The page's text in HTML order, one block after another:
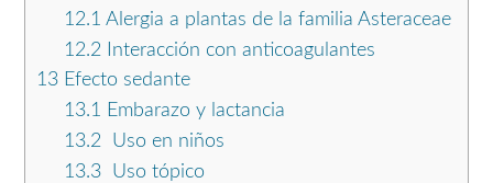
12.1 Alergia a plantas de la familia Asteraceae
12.2Interacción con anticoagulantes
13 Efecto sedante
13.1 Embarazo y lactancia
13.2Uso en niños
13.3Uso tópico